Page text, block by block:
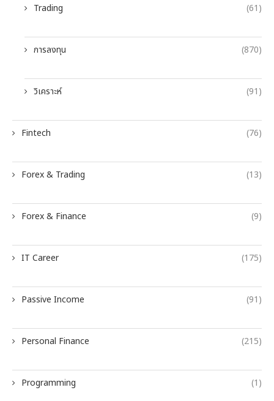
Trading (61)
การลงทุน (870)
วิเคราะห์ (91)
Fintech (76)
Forex & Trading (13)
Forex & Finance (9)
IT Career (175)
Passive Income (91)
Personal Finance (215)
Programming (1)